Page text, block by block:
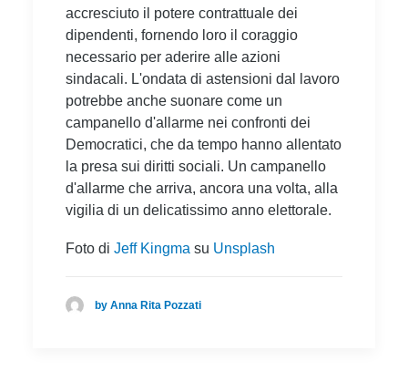
accresciuto il potere contrattuale dei
dipendenti, fornendo loro il coraggio
necessario per aderire alle azioni
sindacali. L'ondata di astensioni dal lavoro
potrebbe anche suonare come un
campanello d'allarme nei confronti dei
Democratici, che da tempo hanno allentato
la presa sui diritti sociali. Un campanello
d'allarme che arriva, ancora una volta, alla
vigilia di un delicatissimo anno elettorale.
Foto di Jeff Kingma su Unsplash
by Anna Rita Pozzati